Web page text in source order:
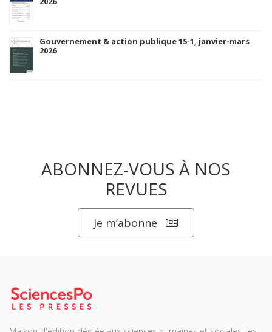
Gouvernement & action publique 15-1, janvier-mars
2026
ABONNEZ-VOUS À NOS
REVUES
Je m’abonne